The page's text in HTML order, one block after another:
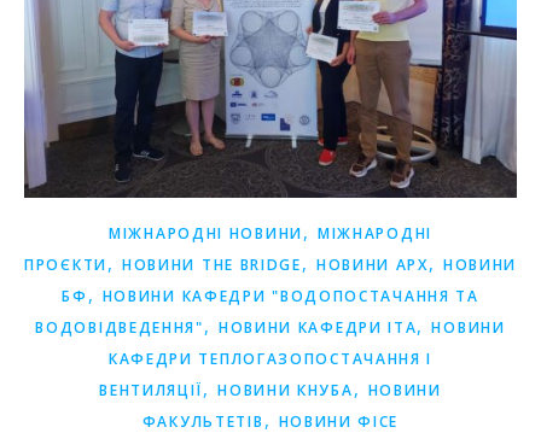
МІЖНАРОДНІ НОВИНИ, МІЖНАРОДНІ
ПРОЄКТИ, НОВИНИ THE BRIDGE, НОВИНИ АРХ, НОВИНИ
БФ , НОВИНИ КАФЕДРИ "ВОДОПОСТАЧАННЯ ТА
ВОДОВІДВЕДЕННЯ", НОВИНИ КАФЕДРИ ІТА,НОВИНИ
КАФЕДРИ ТЕПЛОГАЗОПОСТАЧАННЯ І
ВЕНТИЛЯЦІЇ,НОВИНИ КНУБА, НОВИНИ
ФАКУЛЬТЕТІВ , НОВИНИ ФІСЕ